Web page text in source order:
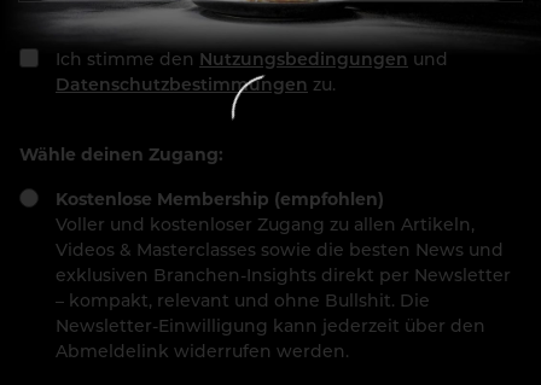
Ich stimme den Nutzungsbedingungen und
Datenschutzbestimmungen zu.
Wähle deinen Zugang:
Kostenlose Membership (empfohlen)
Voller und kostenloser Zugang zu allen Artikeln,
Videos & Masterclasses sowie die besten News und
exklusiven Branchen-Insights direkt per Newsletter
– kompakt, relevant und ohne Bullshit. Die
Newsletter-Einwilligung kann jederzeit über den
Abmeldelink widerrufen werden.